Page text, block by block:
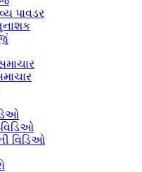
પાવડર
વિડિઓ